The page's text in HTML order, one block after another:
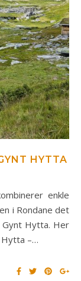
HYTTA
i Rondane det
Hytta. Her
Hytta –…